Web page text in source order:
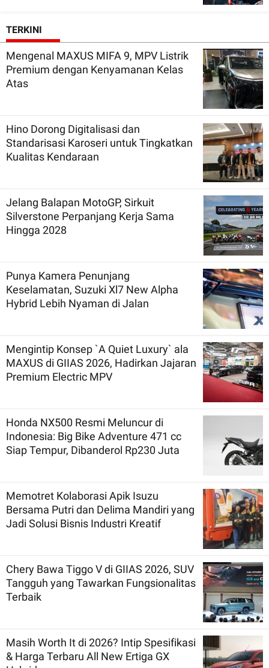
TERKINI
Mengenal MAXUS MIFA 9, MPV Listrik
Premium dengan Kenyamanan Kelas
Atas
Hino Dorong Digitalisasi dan
Standarisasi Karoseri untuk Tingkatkan
Kualitas Kendaraan
Jelang Balapan MotoGP, Sirkuit
Silverstone Perpanjang Kerja Sama
Hingga 2028
Punya Kamera Penunjang
Keselamatan, Suzuki Xl7 New Alpha
Hybrid Lebih Nyaman di Jalan
Mengintip Konsep `A Quiet Luxury` ala
MAXUS di GIIAS 2026, Hadirkan Jajaran
Premium Electric MPV
Honda NX500 Resmi Meluncur di
Indonesia: Big Bike Adventure 471 cc
Siap Tempur, Dibanderol Rp230 Juta
Memotret Kolaborasi Apik Isuzu
Bersama Putri dan Delima Mandiri yang
Jadi Solusi Bisnis Industri Kreatif
Chery Bawa Tiggo V di GIIAS 2026, SUV
Tangguh yang Tawarkan Fungsionalitas
Terbaik
Masih Worth It di 2026? Intip Spesifikasi
& Harga Terbaru All New Ertiga GX